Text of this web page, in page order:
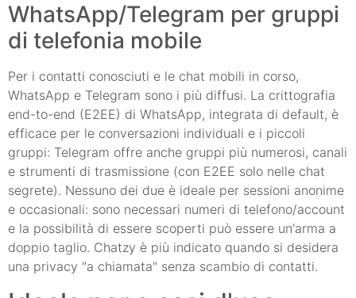
WhatsApp/Telegram per gruppi
di telefonia mobile
Per i contatti conosciuti e le chat mobili in corso,
WhatsApp e Telegram sono i più diffusi. La crittografia
end-to-end (E2EE) di WhatsApp, integrata di default, è
efficace per le conversazioni individuali e i piccoli
gruppi: Telegram offre anche gruppi più numerosi, canali
e strumenti di trasmissione (con E2EE solo nelle chat
segrete). Nessuno dei due è ideale per sessioni anonime
e occasionali: sono necessari numeri di telefono/account
e la possibilità di essere scoperti può essere un'arma a
doppio taglio. Chatzy è più indicato quando si desidera
una privacy "a chiamata" senza scambio di contatti.